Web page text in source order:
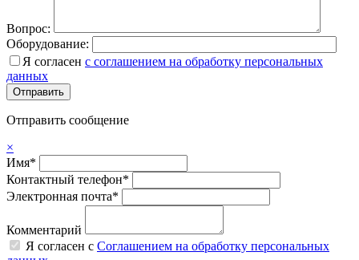
Вопрос:
Оборудование:
Я согласен с соглашением на обработку персональных
данных
Отправить сообщение
×
Имя*
Контактный телефон*
Электронная почта*
Комментарий
Я согласен с Соглашением на обработку персональных